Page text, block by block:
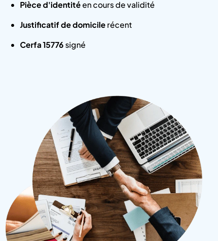
Pièce d'identitéen cours de validité
Justificatif de domicilerécent
Cerfa 15776signé